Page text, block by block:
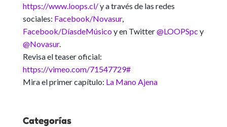
https://www.loops.cl/y a través de las redes
sociales: Facebook/Novasur,
Facebook/DíasdeMúsicoy en Twitter@LOOPSpc y
@Novasur.
Revisa el teaser oficial:
https://vimeo.com/71547729#
Mira el primer capítulo: La Mano Ajena
Categorías